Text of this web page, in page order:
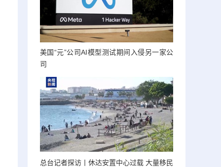
美国“元”公司AI模型测试期间入侵另一家公
司
总台记者探访丨休达安置中心过载 大量移民